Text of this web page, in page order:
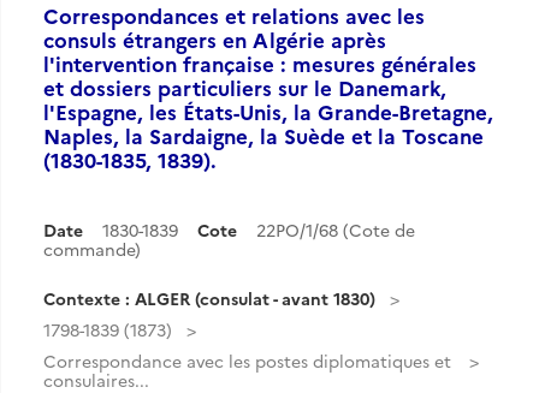
Correspondances et relations avec les
consuls étrangers en Algérie après
l'intervention française : mesures générales
et dossiers particuliers sur le Danemark,
l'Espagne, les États-Unis, la Grande-Bretagne,
Naples, la Sardaigne, la Suède et la Toscane
(1830-1835, 1839).
Date 1830-1839 Cote
22PO/1/68 (Cote de
commande)
Contexte : ALGER (consulat - avant 1830)
1798-1839 (1873)
Correspondance avec les postes diplomatiques et
consulaires...